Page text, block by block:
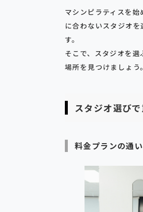
マシンピラティスを
に合わないスタジオ
す。
そこで、スタジオを
場所を見つけましょう。
スタジオ選び
料金プランの通